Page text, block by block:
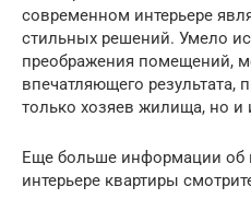
современном интерьере
стильных решений. Умело
преображения помещений,
впечатляющего результата,
только хозяев жилища, но и
Еще больше информации об
интерьере квартиры